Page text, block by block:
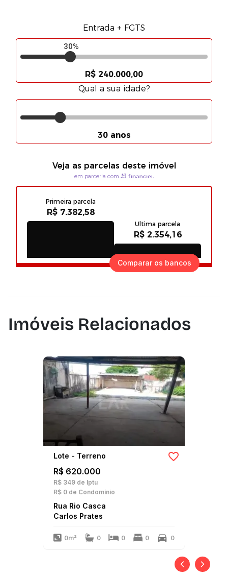
Comparar os bancos
Imóveis Relacionados
Lote - Terreno
R$ 620.000
R$ 349 de Iptu
R$ 0 de Condomínio
Rua Rio Casca
Carlos Prates
0m² 0 0 0 0